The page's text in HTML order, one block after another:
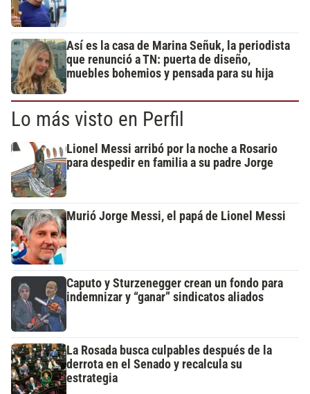
Así es la casa de Marina Señuk, la periodista
que renunció a TN: puerta de diseño,
muebles bohemios y pensada para su hija
Lo más visto en Perfil
Lionel Messi arribó por la noche a Rosario
para despedir en familia a su padre Jorge
Murió Jorge Messi, el papá de Lionel Messi
Caputo y Sturzenegger crean un fondo para
indemnizar y “ganar” sindicatos aliados
La Rosada busca culpables después de la
derrota en el Senado y recalcula su
estrategia